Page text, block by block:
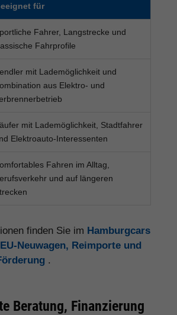
für
Fahrer, Langstrecke und
Fahrprofile
mit Lademöglichkeit und
aus Elektro- und
mit Lademöglichkeit, Stadtfahrer
Elektroauto-Interessenten
Fahren im Alltag,
und auf längeren
finden Sie im Hamburgcars
Neuwagen, Reimporte und
.
Beratung, Finanzierung